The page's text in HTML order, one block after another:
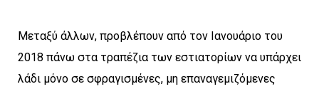
Μεταξύ άλλων, προβλέπουν από τον Ιανουάριο του
2018 πάνω στα τραπέζια των εστιατορίων να υπάρχει
λάδι μόνο σε σφραγισμένες, μη επαναγεμιζόμενες